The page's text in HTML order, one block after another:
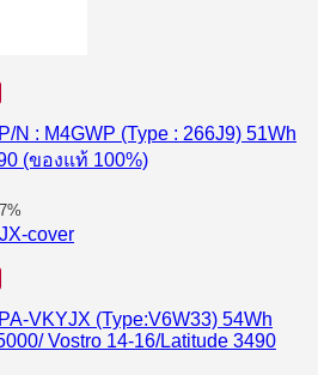
N : M4GWP (Type : 266J9) 51Wh
(ของแท้ 100%)
VKYJX (Type:V6W33) 54Wh
Vostro 14-16/Latitude 3490